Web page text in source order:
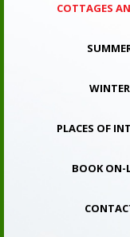
COTTAGES
WINTER
PLACES OF
BOOK ON-